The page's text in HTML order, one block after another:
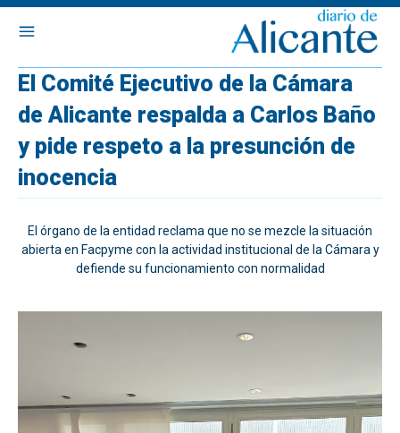
El Comité Ejecutivo de la Cámara
de Alicante respalda a Carlos Baño
y pide respeto a la presunción de
inocencia
El órgano de la entidad reclama que no se mezcle la situación
abierta en Facpyme con la actividad institucional de la Cámara y
defiende su funcionamiento con normalidad